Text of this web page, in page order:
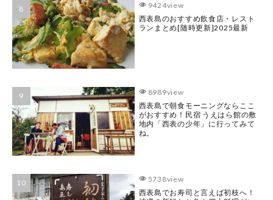
9424view
西表島のおすすめ飲食店・レスト
ランまとめ[随時更新]2025最新
8989view
西表島で朝食モーニングならここ
がおすすめ！民宿 うえはら館の敷
地内「西表の少年」に行ってみて
ね。
5738view
西表島でお寿司と言えば初枝へ！